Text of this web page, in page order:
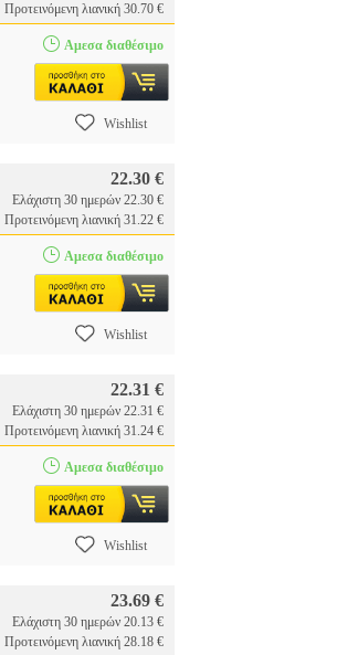
Προτεινόμενη λιανική 30.70 €
Αμεσα διαθέσιμο
Wishlist
22.30 €
Ελάχιστη 30 ημερών 22.30 €
Προτεινόμενη λιανική 31.22 €
Αμεσα διαθέσιμο
Wishlist
22.31 €
Ελάχιστη 30 ημερών 22.31 €
Προτεινόμενη λιανική 31.24 €
Αμεσα διαθέσιμο
Wishlist
23.69 €
Ελάχιστη 30 ημερών 20.13 €
Προτεινόμενη λιανική 28.18 €